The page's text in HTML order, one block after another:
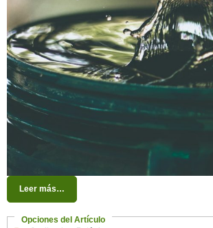
Leer más…
Opciones del Artículo